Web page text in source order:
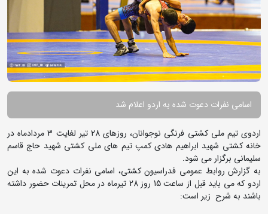
اسامی نفرات دعوت شده به اردو اعلام شد
اردوی تیم ملی کشتی فرنگی نوجوانان، روزهای 28 تیر لغایت 3 مردادماه در
خانه کشتی شهید ابراهیم هادی کمپ تیم های ملی کشتی شهید حاج قاسم
سلیمانی برگزار می شود.
به گزارش روابط عمومی فدراسیون کشتی، اسامی نفرات دعوت شده به این
اردو که می باید قبل از ساعت 15 روز 28 تیرماه در محل تمرینات حضور داشته
باشند به شرح زیر است: